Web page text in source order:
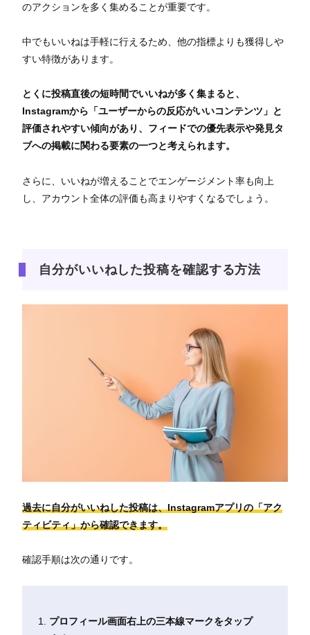
のアクションを多く集めることが重要です。
中でもいいねは手軽に行えるため、他の指標よりも獲得しや
すい特徴があります。
とくに投稿直後の短時間でいいねが多く集まると、
Instagramから「ユーザーからの反応がいいコンテンツ」と
評価されやすい傾向があり、フィードでの優先表示や発見タ
ブへの掲載に関わる要素の一つと考えられます。
さらに、いいねが増えることでエンゲージメント率も向上
し、アカウント全体の評価も高まりやすくなるでしょう。
自分がいいねした投稿を確認する方法
過去に自分がいいねした投稿は、Instagramアプリの「アク
ティビティ」から確認できます。
確認手順は次の通りです。
プロフィール画面右上の三本線マークをタップ